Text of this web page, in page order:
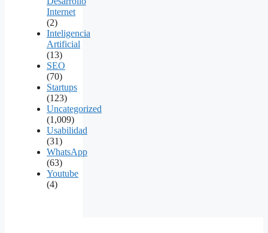
Internet
(2)
Inteligencia
Artificial
(13)
SEO
(70)
Startups
(123)
Uncategorized
(1,009)
Usabilidad
(31)
WhatsApp
(63)
Youtube
(4)